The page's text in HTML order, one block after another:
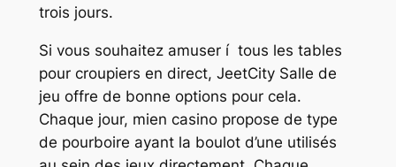
trois jours.
Si vous souhaitez amuser í tous les tables
pour croupiers en direct, JeetCity Salle de
jeu offre de bonne options pour cela.
Chaque jour, mien casino propose de type
de pourboire ayant la boulot d’une utilisés